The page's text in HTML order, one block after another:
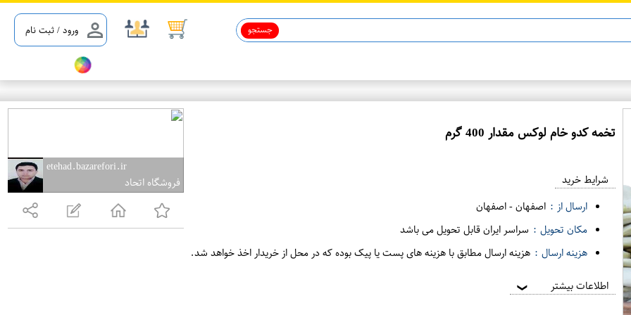
ورود / ثبت نام جستجو
etehad.bazarefori.ir
فروشگاه اتحاد
تخمه کدو خام لوکس مقدار 400 گرم
و
شرایط خرید
ارسال از : اصفهان-اصفهان
مکان تحویل : سراسر ایران قابل تحویل می باشد
هزینه ارسال : هزینه ارسال مطابق با هزینه های پست یا پیک بوده که در محل از خریدار اخذ خواهد شد.
اطلاعات بیشتر ❯